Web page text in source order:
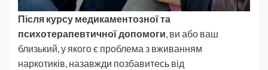
Після курсу медикаментозної та
психотерапевтичної допомоги, ви або ваш
близький, у якого є проблема з вживанням
наркотиків, назавжди позбавитесь від